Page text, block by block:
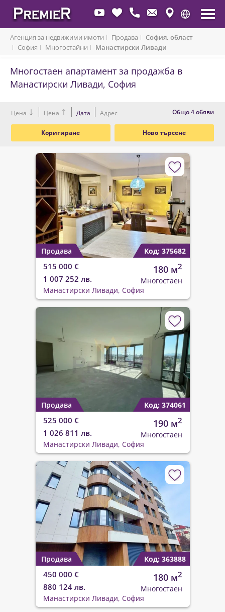
Агенция за недвижими имоти Продава
София, област
София
Многостайни Манастирски Ливади
Многостаен апартамент за продажба в
Манастирски Ливади, София
Цена Цена Дата Адрес Oбщо 4 обяви
Коригиране Ново търсене
Продава Код: 375682
515 000 €
1 007 252 лв.
180 м2
Многостаен
Манастирски Ливади, София
Продава Код: 374061
525 000 €
1 026 811 лв.
190 м2
Многостаен
Манастирски Ливади, София
Продава Код: 363888
450 000 €
880 124 лв.
180 м2
Многостаен
Манастирски Ливади, София